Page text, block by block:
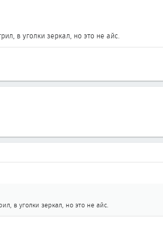
в уголки зеркал, но это не айс.
в уголки зеркал, но это не айс.